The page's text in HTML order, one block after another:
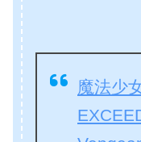
魔法少